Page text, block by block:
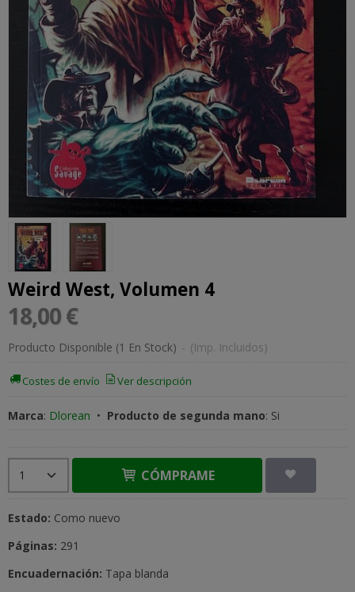
Weird West, Volumen 4
18,00 €
Producto Disponible (1 En Stock) - (Imp. Incluidos)
Costes de envío Ver descripción
Marca: Dlorean • Producto de segunda mano: Si
CÓMPRAME
Estado: Como nuevo
Páginas: 291
Encuadernación: Tapa blanda